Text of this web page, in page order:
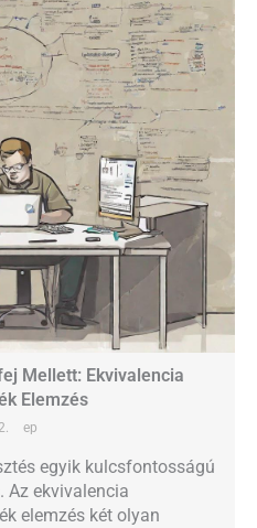
Mellett: Ekvivalencia
Elemzés
ep
egyik kulcsfontosságú
Az ekvivalencia
elemzés két olyan